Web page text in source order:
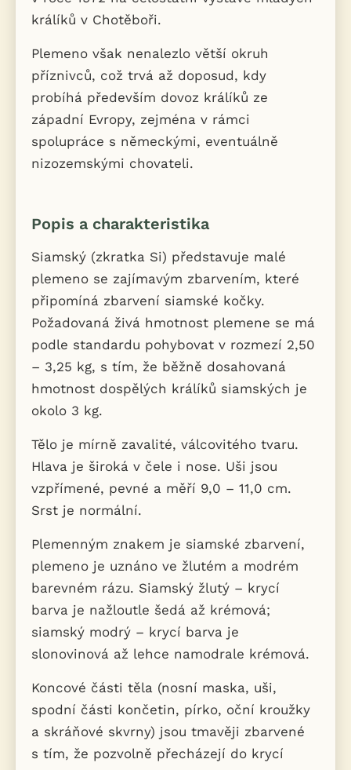
králíků v Chotěboři.
Plemeno však nenalezlo větší okruh
příznivců, což trvá až doposud, kdy
probíhá především dovoz králíků ze
západní Evropy, zejména v rámci
spolupráce s německými, eventuálně
nizozemskými chovateli.
Popis a charakteristika
Siamský (zkratka Si) představuje malé
plemeno se zajímavým zbarvením, které
připomíná zbarvení siamské kočky.
Požadovaná živá hmotnost plemene se má
podle standardu pohybovat v rozmezí 2,50
– 3,25 kg, s tím, že běžně dosahovaná
hmotnost dospělých králíků siamských je
okolo 3 kg.
Tělo je mírně zavalité, válcovitého tvaru.
Hlava je široká v čele i nose. Uši jsou
vzpřímené, pevné a měří 9,0 – 11,0 cm.
Srst je normální.
Plemenným znakem je siamské zbarvení,
plemeno je uznáno ve žlutém a modrém
barevném rázu. Siamský žlutý – krycí
barva je nažloutle šedá až krémová;
siamský modrý – krycí barva je
slonovinová až lehce namodrale krémová.
Koncové části těla (nosní maska, uši,
spodní části končetin, pírko, oční kroužky
a skráňové skvrny) jsou tmavěji zbarvené
s tím, že pozvolně přecházejí do krycí